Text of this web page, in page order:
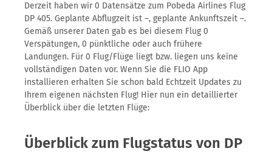
Derzeit haben wir 0 Datensätze zum Pobeda Airlines Flug
DP 405. Geplante Abflugzeit ist –, geplante Ankunftszeit –.
Gemäß unserer Daten gab es bei diesem Flug 0
Verspätungen, 0 pünktliche oder auch frühere
Landungen. Für 0 Flug/Flüge liegt bzw. liegen uns keine
vollständigen Daten vor. Wenn Sie die FLIO App
installieren erhalten Sie schon bald Echtzeit Updates zu
Ihrem eigenen nächsten Flug! Hier nun ein detaillierter
Überblick über die letzten Flüge:
Überblick zum Flugstatus von DP